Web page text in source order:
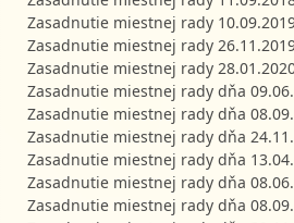
Zasadnutie miestnej rady
Zasadnutie miestnej rady
Zasadnutie miestnej rady
Zasadnutie miestnej rady dňa
Zasadnutie miestnej rady dňa
Zasadnutie miestnej rady dňa
Zasadnutie miestnej rady dňa
Zasadnutie miestnej rady dňa
Zasadnutie miestnej rady dňa